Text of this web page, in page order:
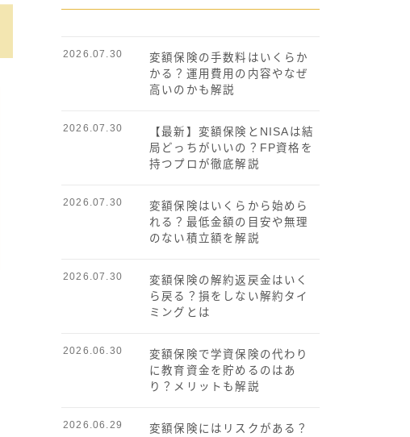
変額保険の手数料はいくらか
かる？運用費用の内容やなぜ
高いのかも解説
2026.07.30
【最新】変額保険とNISAは結
局どっちがいいの？FP資格を
持つプロが徹底解説
2026.07.30
変額保険はいくらから始めら
れる？最低金額の目安や無理
のない積立額を解説
2026.07.30
変額保険の解約返戻金はいく
ら戻る？損をしない解約タイ
ミングとは
2026.07.30
変額保険で学資保険の代わり
に教育資金を貯めるのはあ
り？メリットも解説
2026.06.30
変額保険にはリスクがある？
2026.06.29